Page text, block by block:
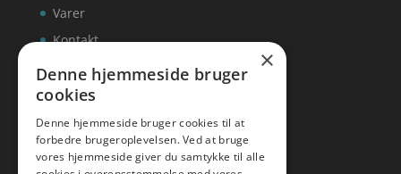
Varer
Kontakt
inks
Tlf: 7876 8672
×
Denne hjemmeside bruger
cookies
Denne hjemmeside bruger cookies til at
forbedre brugeroplevelsen. Ved at bruge
vores hjemmeside giver du samtykke til alle